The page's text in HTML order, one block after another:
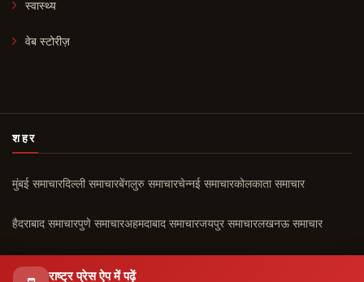
राष्ट्र प्रेस ऐप में पढ़ें
स्वास्थ्य
वेब स्टोरीज़
शहर
मुंबई समाचारदिल्ली समाचारबेंगलुरु समाचारचेन्नई समाचारकोलकाता समाचार
हैदराबाद समाचारपुणे समाचारअहमदाबाद समाचारजयपुर समाचारलखनऊ समाचार
चंडीगढ़ समाचार